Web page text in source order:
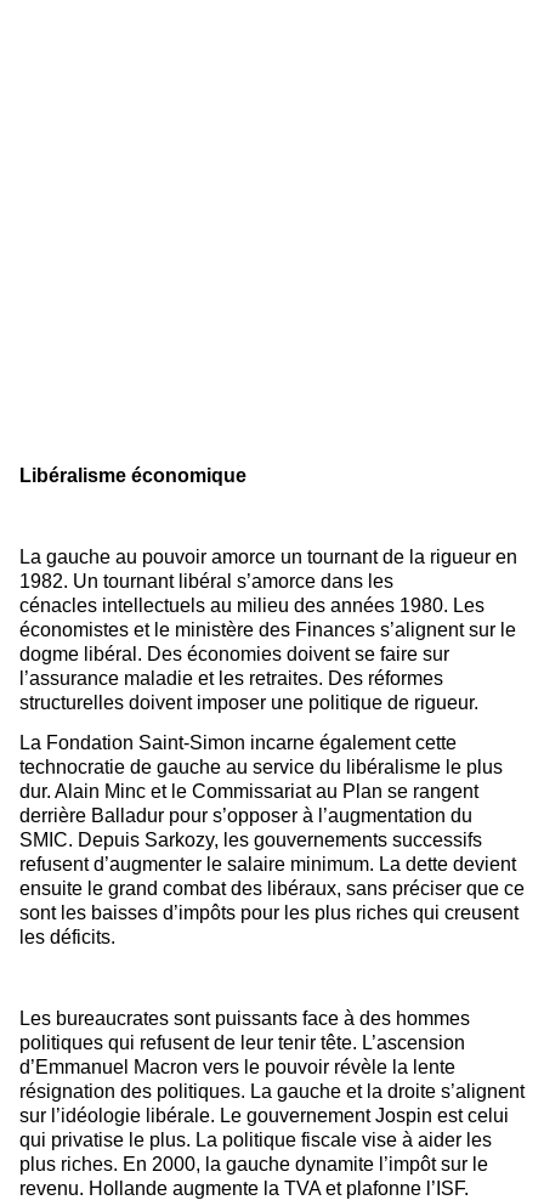
Libéralisme économique
La gauche au pouvoir amorce un tournant de la rigueur en
1982. Un tournant libéral s’amorce dans les
cénacles intellectuels au milieu des années 1980. Les
économistes et le ministère des Finances s’alignent sur le
dogme libéral. Des économies doivent se faire sur
l’assurance maladie et les retraites. Des réformes
structurelles doivent imposer une politique de rigueur.
La Fondation Saint-Simon incarne également cette
technocratie de gauche au service du libéralisme le plus
dur. Alain Minc et le Commissariat au Plan se rangent
derrière Balladur pour s’opposer à l’augmentation du
SMIC. Depuis Sarkozy, les gouvernements successifs
refusent d’augmenter le salaire minimum. La dette devient
ensuite le grand combat des libéraux, sans préciser que ce
sont les baisses d’impôts pour les plus riches qui creusent
les déficits.
Les bureaucrates sont puissants face à des hommes
politiques qui refusent de leur tenir tête. L’ascension
d’Emmanuel Macron vers le pouvoir révèle la lente
résignation des politiques. La gauche et la droite s’alignent
sur l’idéologie libérale. Le gouvernement Jospin est celui
qui privatise le plus. La politique fiscale vise à aider les
plus riches. En 2000, la gauche dynamite l’impôt sur le
revenu. Hollande augmente la TVA et plafonne l’ISF.